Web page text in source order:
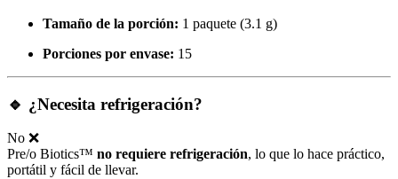
Tamaño de la porción: 1 paquete (3.1 g)
Porciones por envase: 15
🔹 ¿Necesita refrigeración?
No ❌
Pre/o Biotics™ no requiere refrigeración, lo que lo hace práctico,
portátil y fácil de llevar.